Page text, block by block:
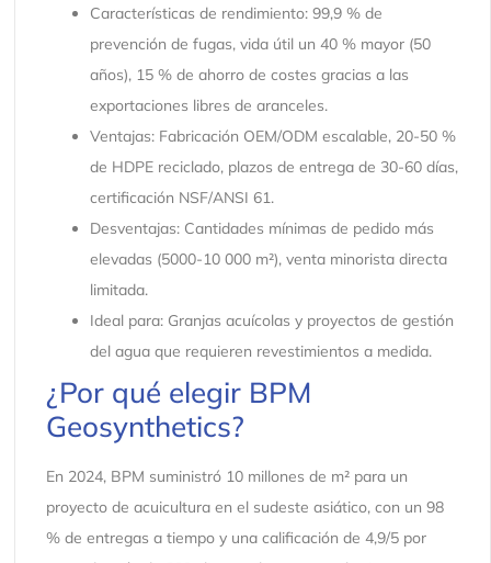
Características de rendimiento: 99,9 % de
prevención de fugas, vida útil un 40 % mayor (50
años), 15 % de ahorro de costes gracias a las
exportaciones libres de aranceles.
Ventajas: Fabricación OEM/ODM escalable, 20-50 %
de HDPE reciclado, plazos de entrega de 30-60 días,
certificación NSF/ANSI 61.
Desventajas: Cantidades mínimas de pedido más
elevadas (5000-10 000 m²), venta minorista directa
limitada.
Ideal para: Granjas acuícolas y proyectos de gestión
del agua que requieren revestimientos a medida.
¿Por qué elegir BPM
Geosynthetics?
En 2024, BPM suministró 10 millones de m² para un
proyecto de acuicultura en el sudeste asiático, con un 98
% de entregas a tiempo y una calificación de 4,9/5 por